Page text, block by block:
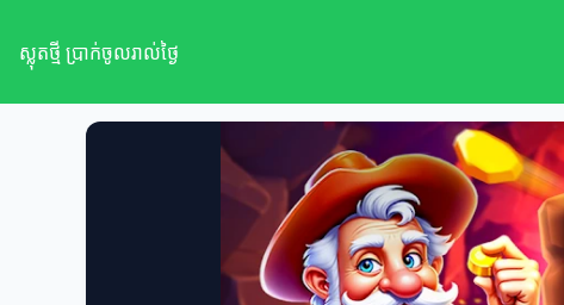
ស្លុតថ្មី ប្រាក់ចូលរាល់ថ្ងៃ